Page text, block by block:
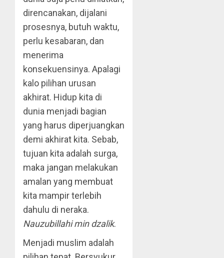
direncanakan, dijalani
prosesnya, butuh waktu,
perlu kesabaran, dan
menerima
konsekuensinya. Apalagi
kalo pilihan urusan
akhirat. Hidup kita di
dunia menjadi bagian
yang harus diperjuangkan
demi akhirat kita. Sebab,
tujuan kita adalah surga,
maka jangan melakukan
amalan yang membuat
kita mampir terlebih
dahulu di neraka.
Nauzubillahi min dzalik.
Menjadi muslim adalah